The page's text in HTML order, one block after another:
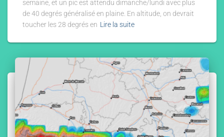
semaine, et un pic est attendu dimanche/lundi avec plus
de 40 degrés généralisé en plaine. En altitude, on devrait
toucher les 28 degrés en Lire la suite